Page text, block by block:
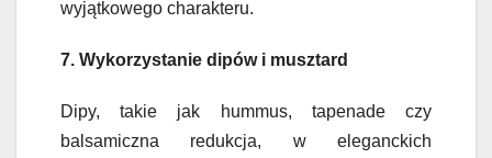
wyjątkowego charakteru.
7. Wykorzystanie dipów i musztard
Dipy, takie jak hummus, tapenade czy
balsamiczna redukcja, w eleganckich